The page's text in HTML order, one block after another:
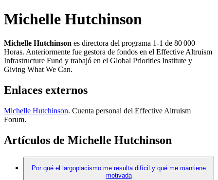
Michelle Hutchinson
Michelle Hutchinson es directora del programa 1-1 de 80 000
Horas. Anteriormente fue gestora de fondos en el Effective Altruism
Infrastructure Fund y trabajó en el Global Priorities Institute y
Giving What We Can.
Enlaces externos
Michelle Hutchinson. Cuenta personal del Effective Altruism
Forum.
Artículos de Michelle Hutchinson
Por qué el largoplacismo me resulta difícil y qué me mantiene
motivada